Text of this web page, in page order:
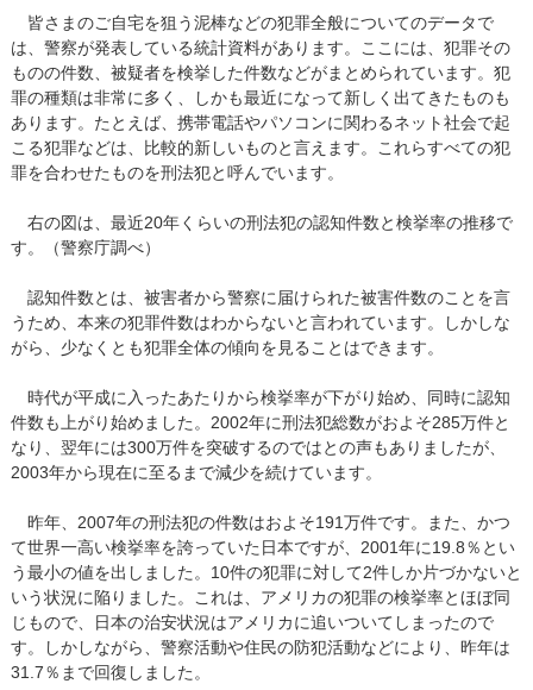
皆さまのご自宅を狙う泥棒などの犯罪全般についてのデータで
は、警察が発表している統計資料があります。ここには、犯罪その
ものの件数、被疑者を検挙した件数などがまとめられています。犯
罪の種類は非常に多く、しかも最近になって新しく出てきたものも
あります。たとえば、携帯電話やパソコンに関わるネット社会で起
こる犯罪などは、比較的新しいものと言えます。これらすべての犯
罪を合わせたものを刑法犯と呼んでいます。
右の図は、最近20年くらいの刑法犯の認知件数と検挙率の推移で
す。（警察庁調べ）
認知件数とは、被害者から警察に届けられた被害件数のことを言
うため、本来の犯罪件数はわからないと言われています。しかしな
がら、少なくとも犯罪全体の傾向を見ることはできます。
時代が平成に入ったあたりから検挙率が下がり始め、同時に認知
件数も上がり始めました。2002年に刑法犯総数がおよそ285万件と
なり、翌年には300万件を突破するのではとの声もありましたが、
2003年から現在に至るまで減少を続けています。
昨年、2007年の刑法犯の件数はおよそ191万件です。また、かつ
て世界一高い検挙率を誇っていた日本ですが、2001年に19.8％とい
う最小の値を出しました。10件の犯罪に対して2件しか片づかないと
いう状況に陥りました。これは、アメリカの犯罪の検挙率とほぼ同
じもので、日本の治安状況はアメリカに追いついてしまったので
す。しかしながら、警察活動や住民の防犯活動などにより、昨年は
31.7％まで回復しました。